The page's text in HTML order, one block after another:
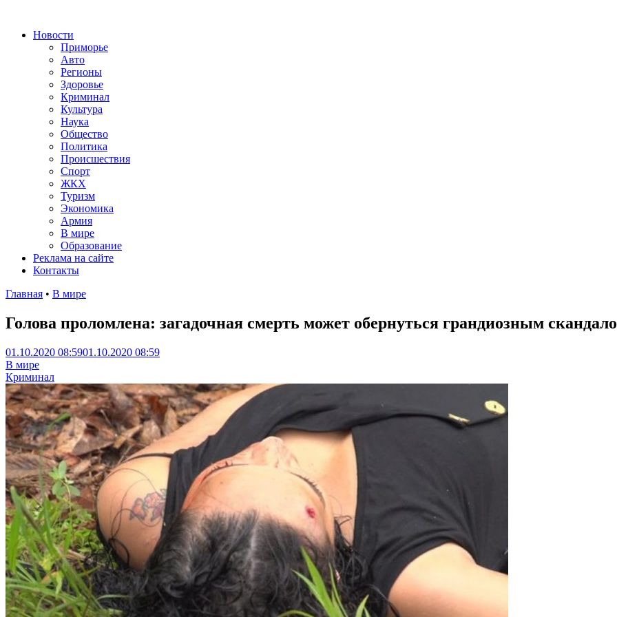
Новости
Приморье
Авто
Регионы
Здоровье
Криминал
Культура
Наука
Общество
Политика
Происшествия
Спорт
ЖКХ
Туризм
Экономика
Армия
В мире
Образование
Реклама на сайте
Контакты
Главная • В мире
Голова проломлена: загадочная смерть может обернуться грандиозным
01.10.2020 08:5901.10.2020 08:59
В мире
Криминал